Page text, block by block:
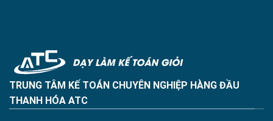
TRUNG TÂM KẾ TOÁN CHUYÊN NGHIỆP HÀNG ĐẦU
THANH HÓA ATC